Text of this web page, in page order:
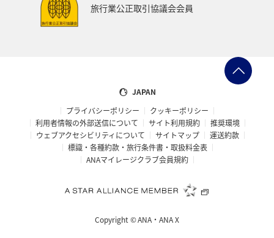
旅行業公正取引協議会会員
JAPAN
プライバシーポリシー
クッキーポリシー
利用者情報の外部送信について
サイト利用規約
推奨環境
ウェブアクセシビリティについて
サイトマップ
運送約款
標識・各種約款・旅行条件書・取扱料金表
ANAマイレージクラブ会員規約
Copyright ©ANA・ANA X